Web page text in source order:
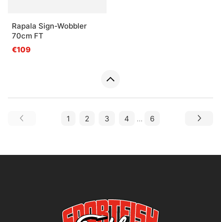
Rapala Sign-Wobbler
70cm FT
€109
1 2 3 4 ... 6